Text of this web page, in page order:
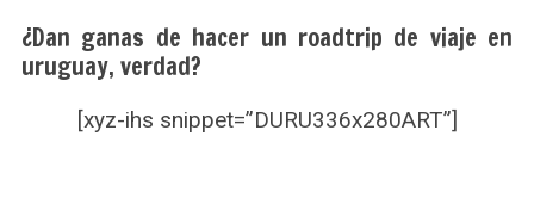
¿Dan ganas de hacer un roadtrip de viaje en
uruguay, verdad?
[xyz-ihs snippet=”DURU336x280ART”]